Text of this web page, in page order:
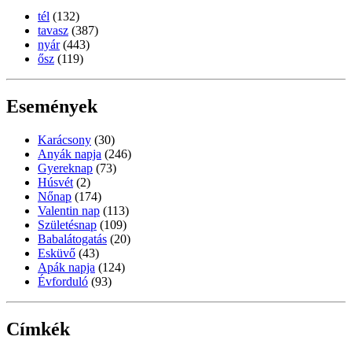
tél (132)
tavasz (387)
nyár (443)
ősz (119)
Események
Karácsony (30)
Anyák napja (246)
Gyereknap (73)
Húsvét (2)
Nőnap (174)
Valentin nap (113)
Születésnap (109)
Babalátogatás (20)
Esküvő (43)
Apák napja (124)
Évforduló (93)
Címkék